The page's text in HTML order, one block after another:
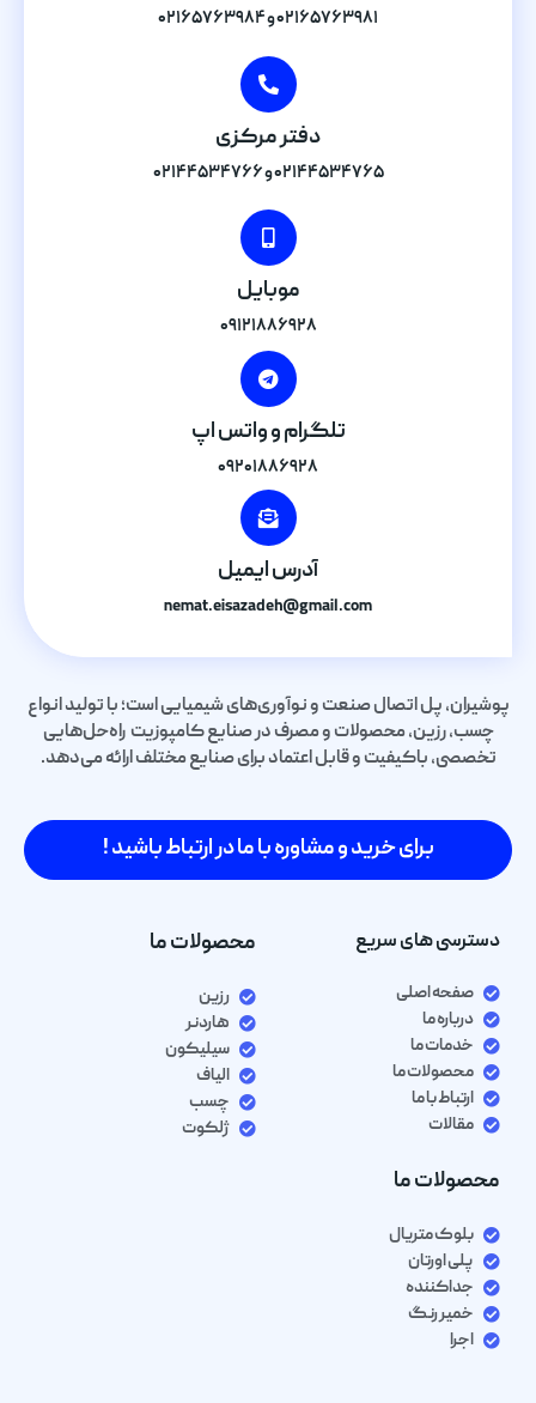
۰۲۱۶۵۷۶۳۹۸۱ و ۰۲۱۶۵۷۶۳۹۸۴
دفتر مرکزی
۰۲۱۴۴۵۳۴۷۶۵ و ۰۲۱۴۴۵۳۴۷۶۶
موبایل
۰۹۱۲۱۸۸۶۹۲۸
تلگرام و واتس اپ
۰۹۲۰۱۸۸۶۹۲۸
آدرس ایمیل
nemat.eisazadeh@gmail.com
پوشیران، پل اتصال صنعت و نوآوری‌های شیمیایی است؛ با تولید انواع
چسب، رزین، محصولات و مصرف در صنایع کامپوزیت راه‌حل‌هایی
تخصصی، باکیفیت و قابل اعتماد برای صنایع مختلف ارائه می‌دهد.
برای خرید و مشاوره با ما در ارتباط باشید !
دسترسی های سریع
صفحه اصلی
درباره ما
خدمات ما
محصولات ما
ارتباط با ما
مقالات
محصولات ما
رزین
هاردنر
سیلیکون
الیاف
چسب
ژلکوت
محصولات ما
بلوک متریال
پلی اورتان
جداکننده
خمیر رنگ
اجرا